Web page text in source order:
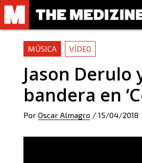
MÚSICA VÍDEO
Jason
bandera en
Por Oscar Almagro / 15/04/2018